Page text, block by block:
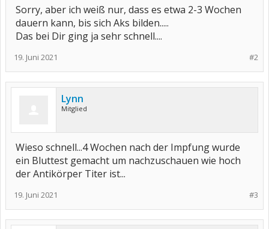
Sorry, aber ich weiß nur, dass es etwa 2-3 Wochen
dauern kann, bis sich Aks bilden.....
Das bei Dir ging ja sehr schnell....
#2
19. Juni 2021
Lynn
Mitglied
Wieso schnell...4 Wochen nach der Impfung wurde
ein Bluttest gemacht um nachzuschauen wie hoch
der Antikörper Titer ist...
#3
19. Juni 2021